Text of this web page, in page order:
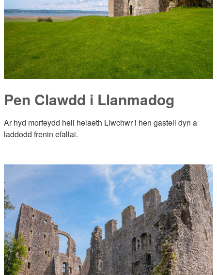
Pen Clawdd i Llanmadog
Ar hyd morfeydd heli helaeth Llwchwr i hen gastell dyn a
laddodd frenin efallai.